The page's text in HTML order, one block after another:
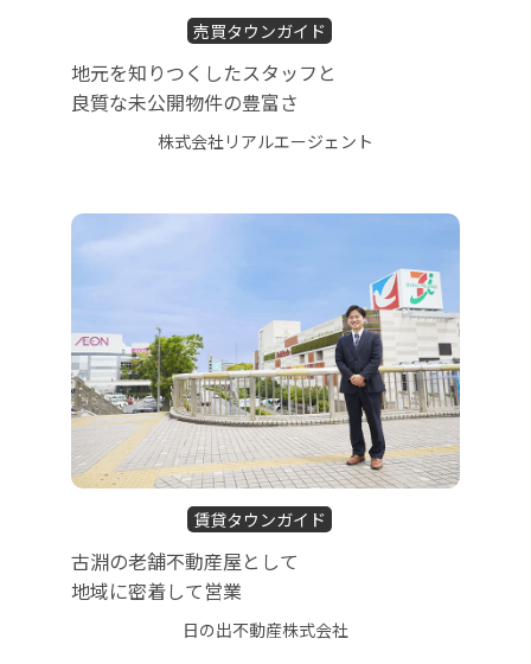
売買タウンガイド
地元を知りつくしたスタッフと
良質な未公開物件の豊富さ
株式会社リアルエージェント
賃貸タウンガイド
古淵の老舗不動産屋として
地域に密着して営業
日の出不動産株式会社